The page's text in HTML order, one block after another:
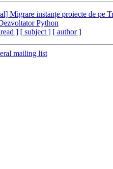
Migrare instanțe proiecte de pe
Python
] [ subject ] [ author ]
mailing list